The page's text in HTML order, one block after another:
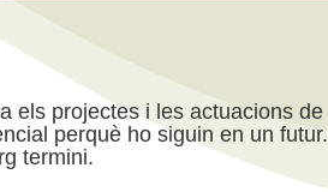
els projectes i les actuacions de
perquè ho siguin en un futur.
termini.